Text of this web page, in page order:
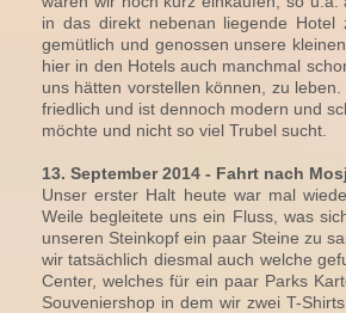
in das direkt nebenan liegende
gemütlich und genossen unsere
hier in den Hotels auch manchmal
uns hätten vorstellen können, zu
friedlich und ist dennoch modern und
möchte und nicht so viel Trubel sucht.
13. September 2014 - Fahrt nach
Unser erster Halt heute war mal
Weile begleitete uns ein Fluss, was
unseren Steinkopf ein paar Steine zu
wir tatsächlich diesmal auch welche
Center, welches für ein paar Parks
Souveniershop in dem wir zwei T-